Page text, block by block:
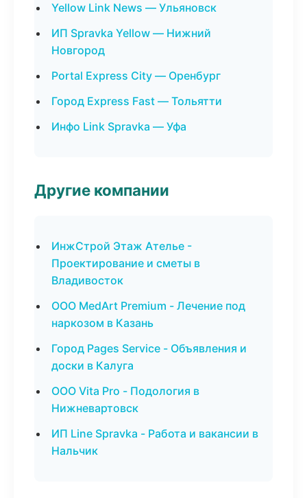
Yellow Link News — Ульяновск
ИП Spravka Yellow — Нижний
Новгород
Portal Express City — Оренбург
Город Express Fast — Тольятти
Инфо Link Spravka — Уфа
Другие компании
ИнжСтрой Этаж Ателье -
Проектирование и сметы в
Владивосток
ООО MedArt Premium - Лечение под
наркозом в Казань
Город Pages Service - Объявления и
доски в Калуга
ООО Vita Pro - Подология в
Нижневартовск
ИП Line Spravka - Работа и вакансии в
Нальчик